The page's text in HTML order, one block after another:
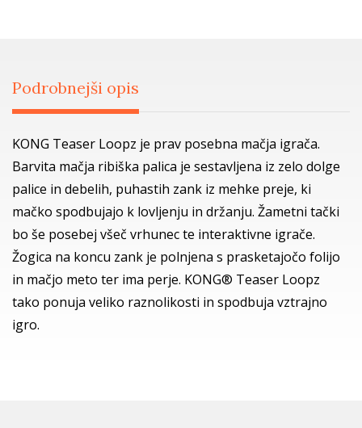
Podrobnejši opis
KONG Teaser Loopz je prav posebna mačja igrača.
Barvita mačja ribiška palica je sestavljena iz zelo dolge
palice in debelih, puhastih zank iz mehke preje, ki
mačko spodbujajo k lovljenju in držanju. Žametni tački
bo še posebej všeč vrhunec te interaktivne igrače.
Žogica na koncu zank je polnjena s prasketajočo folijo
in mačjo meto ter ima perje. KONG® Teaser Loopz
tako ponuja veliko raznolikosti in spodbuja vztrajno
igro.